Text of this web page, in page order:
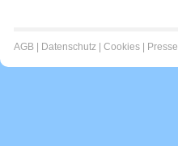
AGB Datenschutz Cookies Presse